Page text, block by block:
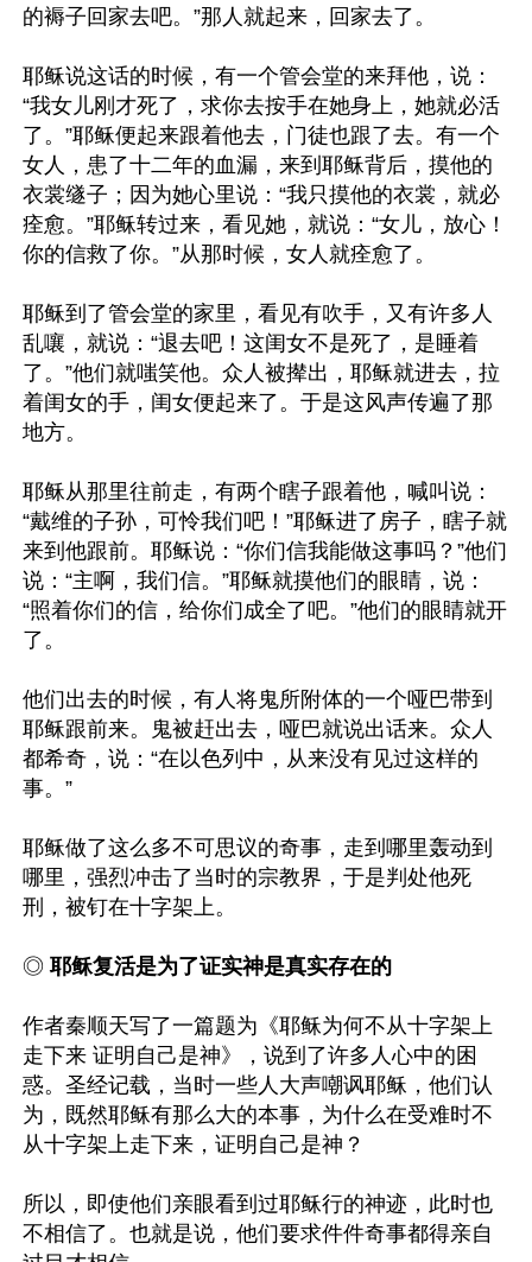
的褥子回家去吧。”那人就起来，回家去了。
耶稣说这话的时候，有一个管会堂的来拜他，说：
“我女儿刚才死了，求你去按手在她身上，她就必活
了。”耶稣便起来跟着他去，门徒也跟了去。有一个
女人，患了十二年的血漏，来到耶稣背后，摸他的
衣裳䍁子；因为她心里说：“我只摸他的衣裳，就必
痊愈。”耶稣转过来，看见她，就说：“女儿，放心！
你的信救了你。”从那时候，女人就痊愈了。
耶稣到了管会堂的家里，看见有吹手，又有许多人
乱嚷，就说：“退去吧！这闺女不是死了，是睡着
了。”他们就嗤笑他。众人被撵出，耶稣就进去，拉
着闺女的手，闺女便起来了。于是这风声传遍了那
地方。
耶稣从那里往前走，有两个瞎子跟着他，喊叫说：
“戴维的子孙，可怜我们吧！”耶稣进了房子，瞎子就
来到他跟前。耶稣说：“你们信我能做这事吗？”他们
说：“主啊，我们信。”耶稣就摸他们的眼睛，说：
“照着你们的信，给你们成全了吧。”他们的眼睛就开
了。
他们出去的时候，有人将鬼所附体的一个哑巴带到
耶稣跟前来。鬼被赶出去，哑巴就说出话来。众人
都希奇，说：“在以色列中，从来没有见过这样的
事。”
耶稣做了这么多不可思议的奇事，走到哪里轰动到
哪里，强烈冲击了当时的宗教界，于是判处他死
刑，被钉在十字架上。
◎ 耶稣复活是为了证实神是真实存在的
作者秦顺天写了一篇题为《耶稣为何不从十字架上
走下来 证明自己是神》，说到了许多人心中的困
惑。圣经记载，当时一些人大声嘲讽耶稣，他们认
为，既然耶稣有那么大的本事，为什么在受难时不
从十字架上走下来，证明自己是神？
所以，即使他们亲眼看到过耶稣行的神迹，此时也
不相信了。也就是说，他们要求件件奇事都得亲自